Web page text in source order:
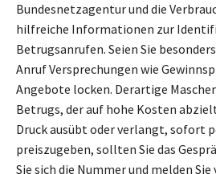
Bundesnetzagentur und die
hilfreiche Informationen zur
Betrugsanrufen. Seien Sie
Anruf Versprechungen wie
Angebote locken. Derartige
Betrugs, der auf hohe Kosten
Druck ausübt oder verlangt, sofort
preiszugeben, sollten Sie das
Sie sich die Nummer und melden